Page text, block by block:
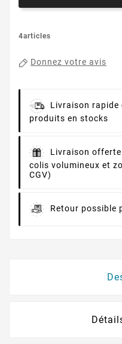
4articles
Donnez votre avis
Livraison rapide
produits en stocks
Livraison
colis volumineux et
CGV)
Retour possible